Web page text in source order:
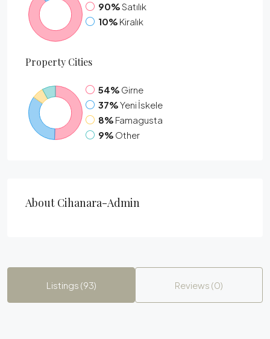
90%Satılık
10% Kiralık
Property Cities
54% Girne
37%Yeni İskele
8% Famagusta
9% Other
About Cihanara-Admin
Listings (93) Reviews (0)